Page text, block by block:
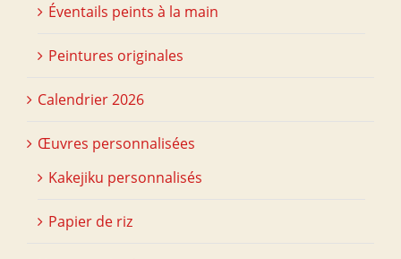
Éventails peints à la main
Peintures originales
Calendrier 2026
Œuvres personnalisées
Kakejiku personnalisés
Papier de riz